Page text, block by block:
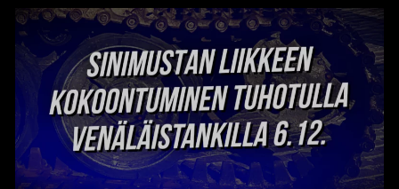
Yhteystiedot
Jäseneksi
Artikkelit
Uutiset
Blogit
Kauppa